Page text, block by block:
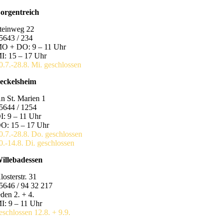
22
/ 234
+ DO: 9 – 11 Uhr
15 – 17 Uhr
28.8. Mi. geschlossen
St. Marien 1
/ 1254
9 – 11 Uhr
15 – 17 Uhr
28.8. Do. geschlossen
14.8. Di. geschlossen
31
/ 94 32 217
2. + 4.
9 – 11 Uhr
12.8. + 9.9.